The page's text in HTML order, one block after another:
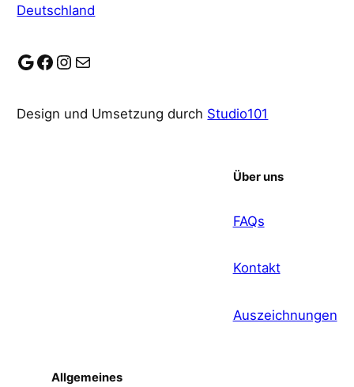
Deutschland
Google
Facebook
Instagram
E-Mail
Design und Umsetzung durch Studio101
Über uns
FAQs
Kontakt
Auszeichnungen
Allgemeines